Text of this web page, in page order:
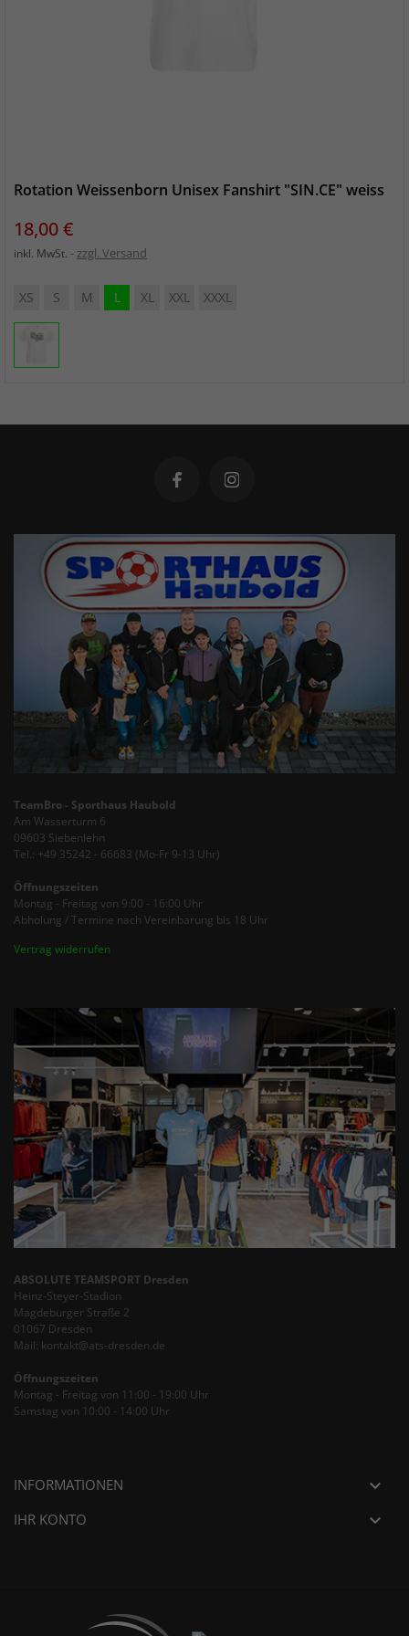
Rotation Weissenborn Unisex Fanshirt "SIN.CE" weiss
Preis
18,00 €
inkl. MwSt. zzgl. Versand
XS S M L XL XXL XXXL
TeamBro - Sporthaus Haubold
Am Wasserturm 6
09603 Siebenlehn
Tel.: +49 35242 - 66683 (Mo-Fr 9-13 Uhr)
Öffnungszeiten
Montag - Freitag von 9:00 - 16:00 Uhr
Abholung / Termine nach Vereinbarung bis 18 Uhr
Vertrag widerrufen
ABSOLUTE TEAMSPORT Dresden
Heinz-Steyer-Stadion
Magdeburger Straße 2
01067 Dresden
Mail: kontakt@ats-dresden.de
Öffnungszeiten
Montag - Freitag von 11:00 - 19:00 Uhr
Samstag von 10:00 - 14:00 Uhr
INFORMATIONEN 
IHR KONTO 